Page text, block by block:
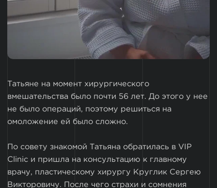
Татьяне на момент хирургического
вмешательства было почти 56 лет. До этого у нее
не было операций, поэтому решиться на
омоложение ей было сложно.
По совету знакомой Татьяна обратилась в VIP
Clinic и пришла на консультацию к главному
врачу, пластическому хирургу Круглик Сергею
Викторовичу. После чего страхи и сомнения